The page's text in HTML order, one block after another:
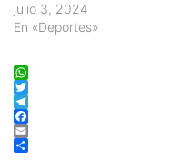
julio 3, 2024
En «Deportes»
WhatsApp
Twitter
Telegram
Facebook
Email